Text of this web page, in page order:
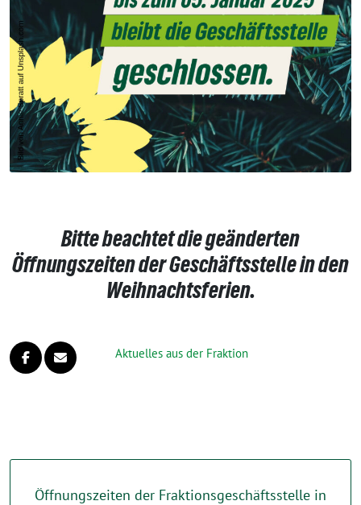
Bitte beachtet die geänderten
Öffnungszeiten der Geschäftsstelle in den
Weihnachtsferien.
Aktuelles aus der Fraktion
Öffnungszeiten der Fraktionsgeschäftsstelle in